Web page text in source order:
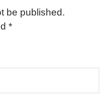
be published.
*